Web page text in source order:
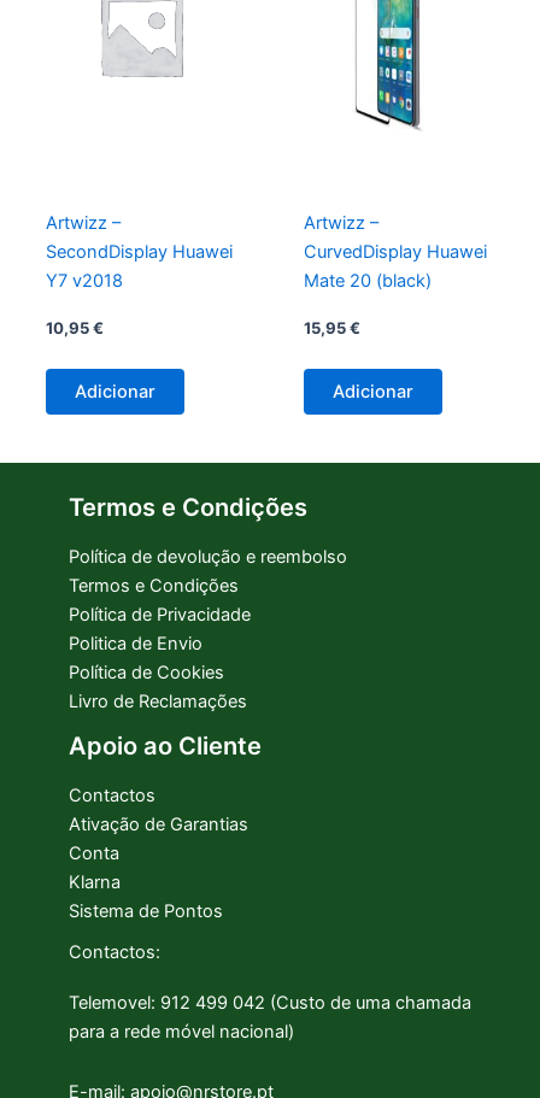
Artwizz –
SecondDisplay Huawei
Y7 v2018
10,95€
Adicionar
Artwizz –
CurvedDisplay Huawei
Mate 20 (black)
15,95€
Adicionar
Termos e Condições
Política de devolução e reembolso
Termos e Condições
Política de Privacidade
Politica de Envio
Política de Cookies
Livro de Reclamações
Apoio ao Cliente
Contactos
Ativação de Garantias
Conta
Klarna
Sistema de Pontos
Contactos:
Telemovel: 912 499 042 (Custo de uma chamada
para a rede móvel nacional)
E-mail: apoio@nrstore.pt